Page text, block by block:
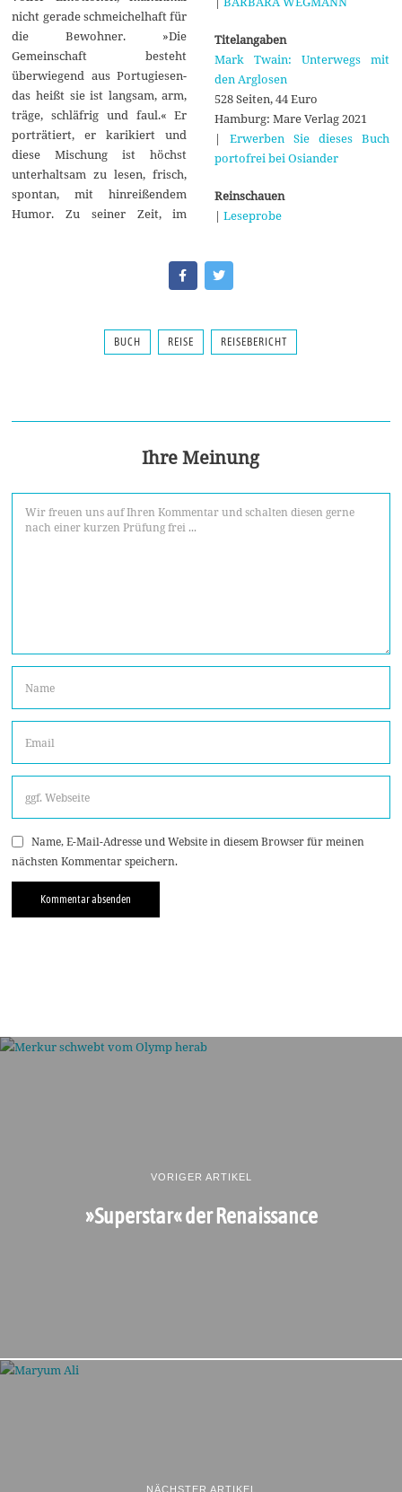
nicht gerade schmeichelhaft für
die Bewohner. »Die
Gemeinschaft besteht
überwiegend aus Portugiesen-
das heißt sie ist langsam, arm,
träge, schläfrig und faul.« Er
porträtiert, er karikiert und
diese Mischung ist höchst
unterhaltsam zu lesen, frisch,
spontan, mit hinreißendem
Humor. Zu seiner Zeit, im
Titelangaben
Mark Twain: Unterwegs mit
den Arglosen
528 Seiten, 44 Euro
Hamburg: Mare Verlag 2021
| Erwerben Sie dieses Buch
portofrei bei Osiander
Reinschauen
| Leseprobe
BUCH REISE REISEBERICHT
Ihre Meinung
Name, E-Mail-Adresse und Website in diesem Browser für meinen
nächsten Kommentar speichern.
VORIGER ARTIKEL
»Superstar« der Renaissance
NÄCHSTER ARTIKEL